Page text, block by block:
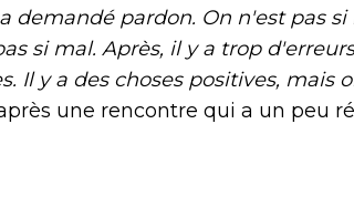
demandé pardon. On n'est pas
si mal. Après, il y a trop
Il y a des choses positives, mais
une rencontre qui a un peu